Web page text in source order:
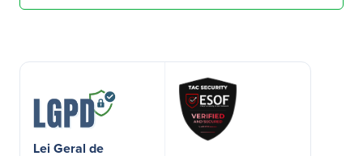
Lei Geral de